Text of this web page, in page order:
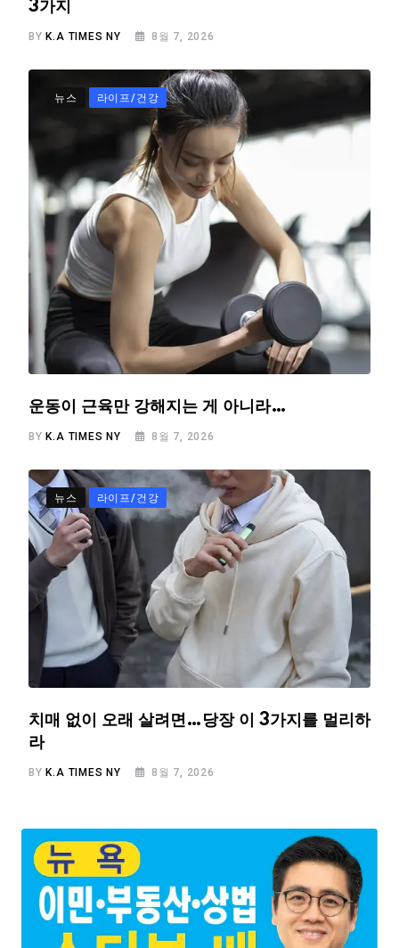
3가지
BY K.A TIMES NY 8월 7, 2026
뉴스 라이프/건강
운동이 근육만 강해지는 게 아니라…
BY K.A TIMES NY 8월 7, 2026
뉴스 라이프/건강
치매 없이 오래 살려면…당장 이 3가지를 멀리하
라
BYK.A TIMES NY 8월 7, 2026